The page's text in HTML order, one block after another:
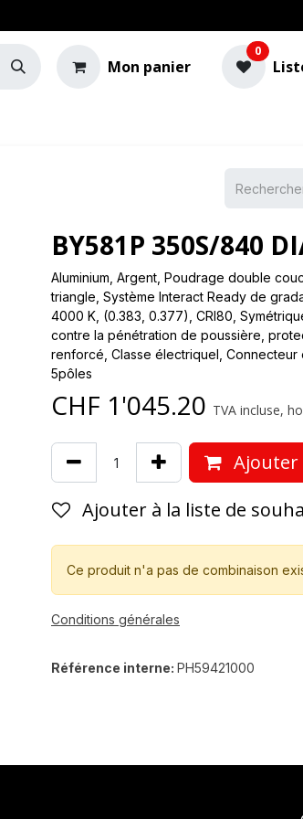
Mon panier
0
BY581P 350S/840
Aluminium, Argent, Poudrage double
triangle, Système Interact Ready de
4000 K, (0.383, 0.377), CRI80,
contre la pénétration de poussière,
renforcé, Classe électriqueI,
5pôles
CHF 1'045.20 TVA incluse,
Ajouter
Ajouter à la liste de
Ce produit n'a pas de combinaison
Conditions générales
Référence interne: PH59421000